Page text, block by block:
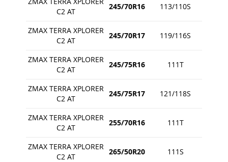
C2 AT
245/70R16 113/110S
ZMAX TERRA XPLORER
C2 AT
245/70R17 119/116S
ZMAX TERRA XPLORER
C2 AT
245/75R16 111T
ZMAX TERRA XPLORER
C2 AT
245/75R17 121/118S
ZMAX TERRA XPLORER
C2 AT
255/70R16 111T
ZMAX TERRA XPLORER
C2 AT
265/50R20 111S